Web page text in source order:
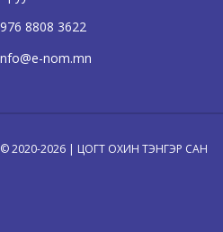
8808 3622
nom.mn
© 2020-2026 | ЦОГТ ОХИН ТЭНГЭР САН